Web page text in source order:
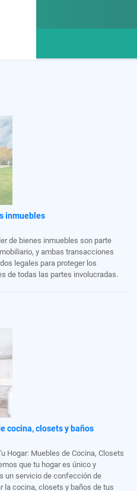
inmuebles
de bienes inmuebles son parte
y ambas transacciones
legales para proteger los
de todas las partes involucradas.
del sector inmobiliario que
cocina, closets y baños
Hogar: Muebles de Cocina, Closets
que tu hogar es único y
un servicio de confección de
la cocina, closets y baños de tus